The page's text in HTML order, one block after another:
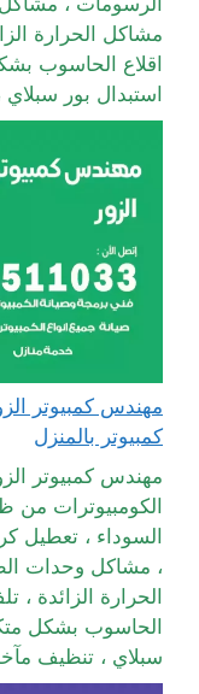
مشاكل الحرارة
اقلاع الحاسوب
استبدال بور
كمبيوتر بالمنزل
مهندس كمبيوتر
الكومبيوترات من
السوداء ، تعطيل
، مشاكل وحدات
الحرارة الزائدة ،
الحاسوب بشكل
سبلاي ، تنظيف